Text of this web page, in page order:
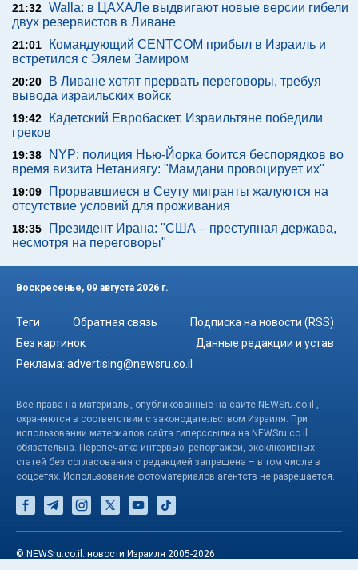
21:32 Walla: в ЦАХАЛе выдвигают новые версии гибели
двух резервистов в Ливане
21:01
Командующий CENTCOM прибыл в Израиль и
встретился с Эялем Замиром
20:20
В Ливане хотят прервать переговоры, требуя
вывода израильских войск
19:42
Кадетский Евробаскет. Израильтяне победили
греков
19:38
NYP: полиция Нью-Йорка боится беспорядков во
время визита Нетаниягу: "Мамдани провоцирует их"
19:09
Прорвавшиеся в Сеуту мигранты жалуются на
отсутствие условий для проживания
18:35
Президент Ирана: "США – преступная держава,
несмотря на переговоры"
Воскресенье, 09 августа 2026 г.
Теги Обратная связь
Подписка на новости (RSS)
Без картинок
Данные редакции и устав
Реклама: advertising@newsru.co.il
Все права на материалы, опубликованные на сайте NEWSru.co.il ,
охраняются в соответствии с законодательством Израиля. При
использовании материалов сайта гиперссылка на NEWSru.co.il
обязательна. Перепечатка интервью, репортажей, эксклюзивных
статей без согласования с редакцией запрещена – в том числе в
соцсетях. Использование фотоматериалов агентств не разрешается.
© NEWSru.co.il: новости Израиля 2005-2026